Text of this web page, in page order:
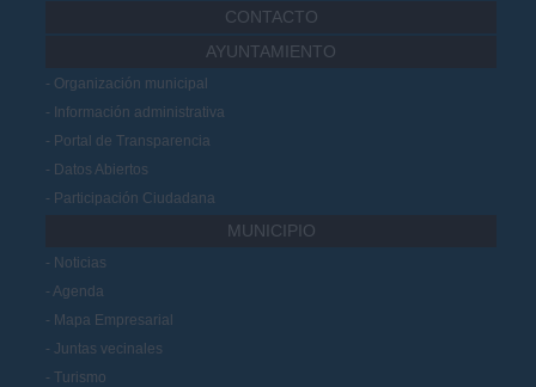
CONTACTO
AYUNTAMIENTO
Organización municipal
Información administrativa
Portal de Transparencia
Datos Abiertos
Participación Ciudadana
MUNICIPIO
Noticias
Agenda
Mapa Empresarial
Juntas vecinales
Turismo